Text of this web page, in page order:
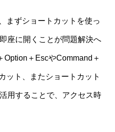
まずショートカットを使っ
座に開くことが問題解決へ
Option＋EscやCommand＋
ット、またショートカット
用することで、アクセス時